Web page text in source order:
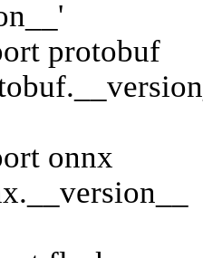
protobuf
onnx